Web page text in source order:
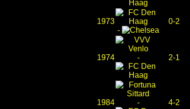
1973
-
0-2
1974 - 2-1
1984 - 4-2